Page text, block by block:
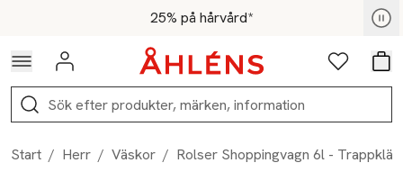
Hoppa till navigationsmenyn25% på hårvård*
För medlemmar - Shoppa nu
Logga in Favoriter
Sök
Start / Herr / Väskor / Rolser Shoppingvagn 6l -